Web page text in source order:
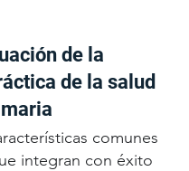
de la
de la salud
comunes
integran con éxito